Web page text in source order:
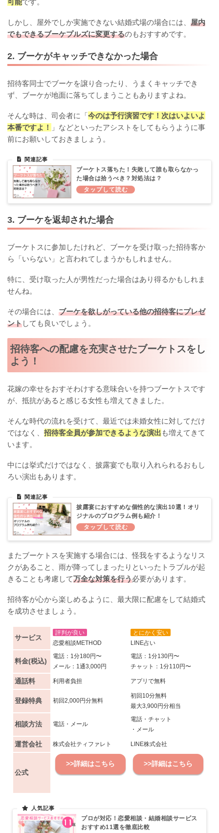
しかし、屋外でしか実施できない結婚式場の場合には、 屋内
でもできるブーケプルズに変更するのもおすすめです。
2. ブーケがキャッチできなかった場合
招待客同士でブーケを譲り合ったり、うまくキャッチでき
ず、ブーケが地面に落ちてしまうこともありますよね。
そんな時は、司会者に「今のは予行演習です！次はいよいよ
本番ですよ！
」などといったアシストをしてもらうように事
前にお願いしておきましょう。
ブーケトス落ちた！失敗して誰も取らなかっ
た場合は拾うべき？対処法は？
3. ブーケを返却された場合
ブーケトスに参加したけれど、ブーケを受け取った招待客か
ら「いらない」と言われてしまうかもしれません。
特に、受け取った人が男性だった場合はあり得るかもしれま
せんね。
その場合には、 ブーケを欲しがっている他の招待客にプレゼ
ントしても良いでしょう。
招待客への配慮を充実させたブーケトスをし
よう！
花嫁の幸せをおすそわけする意味合いを持つブーケトスです
が、抵抗があると感じる女性も増えてきました。
そんな時代の流れを受けて、最近では未婚女性に対してだけ
ではなく、 招待客全員が参加できるような演出 も増えてきて
います。
中には挙式だけではなく、披露宴でも取り入れられるおもし
ろい演出もあります。
披露宴におすすめな個性的な演出10選！オリ
ジナルのプログラム例も紹介！
またブーケトスを実施する場合には、怪我をするようなリス
クがあること、雨が降ってしまったりといったトラブルが起
きることも考慮して万全な対策を行う必要があります。
招待客が心から楽しめるように、最大限に配慮をして結婚式
を成功させましょう。
サービス
評判が良い
恋愛相談METHOD
とにかく安い
LINE占い
料金(税込)
電話：1分180円〜
メール：1通3,000円
電話：1分130円〜
チャット：1分110円〜
通話料 利用者負担 アプリで無料
登録特典 初回2,000円分無料
初回10分無料
最大3,900円分相当
相談方法 電話・メール
電話・チャット
・メール
運営会社 株式会社ティファレト LINE株式会社
公式
>>詳細はこちら >>詳細はこちら
プロが対応！恋愛相談・結婚相談サービス
おすすめ11選を徹底比較